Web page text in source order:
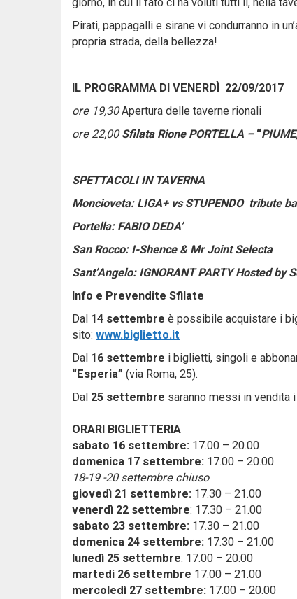
Pirati, pappagalli e sirane vi condurranno in
propria strada, della bellezza!
IL PROGRAMMA DI VENERDÌ 22/09/2017
ore 19,30Apertura delle taverne rionali
ore 22,00Sfilata Rione PORTELLA – “
SPETTACOLI IN TAVERNA
Moncioveta: LIGA+ vs STUPENDO tribute
Portella:FABIO DEDA’
San Rocco:I-Shence & Mr Joint Selecta
Sant’Angelo: IGNORANT PARTY Hosted by
Info e Prevendite Sfilate
Dal 14 settembre è possibile acquistare i
sito: www.biglietto.it
Dal 16 settembre i biglietti, singoli e
“Esperia” (via Roma, 25).
Dal 25 settembre saranno messi in vendita
ORARI BIGLIETTERIA
sabato 16 settembre: 17.00 – 20.00
domenica 17 settembre: 17.00 – 20.00
18-19 -20 settembre chiuso
giovedì 21 settembre: 17.30 – 21.00
venerdì 22 settembre: 17.30 – 21.00
sabato 23 settembre: 17.30 – 21.00
domenica 24 settembre: 17.30 – 21.00
lunedì 25 settembre: 17.00 – 20.00
martedi 26 settembre 17.00 – 21.00
mercoledì 27 settembre: 17.00 – 20.00